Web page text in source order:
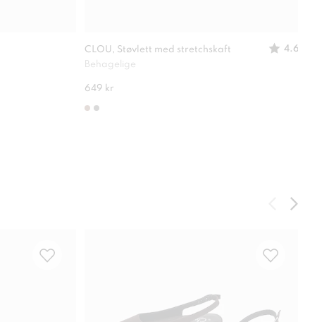
CLOU, Støvlett med stretchskaft
4.6
Behagelige
649 kr